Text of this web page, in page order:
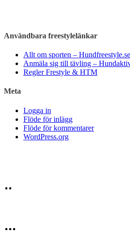
Användbara freestylelänkar
Allt om sporten – Hundfreestyle.se
Anmäla sig till tävling –
Regler Frestyle & HTM
Meta
Logga in
Flöde för inlägg
Flöde för kommentarer
WordPress.org